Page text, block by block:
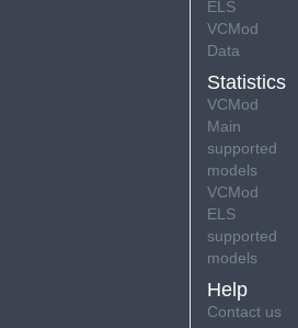
ELS
VCMod
Data
Statistics
VCMod
Main
supported
models
VCMod
ELS
supported
models
Help
Contact us